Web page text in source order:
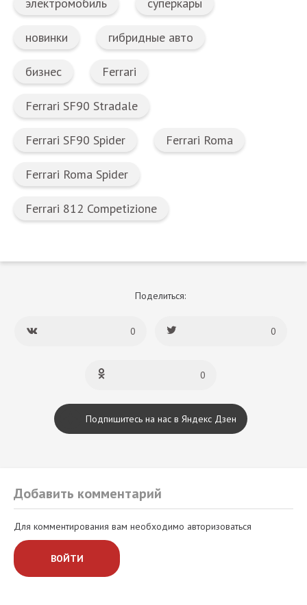
новинки гибридные авто
бизнес Ferrari
Ferrari SF90 Stradale
Ferrari SF90 Spider Ferrari Roma
Ferrari Roma Spider
Ferrari 812 Competizione
Поделиться:
0 0
0
Подпишитесь на нас в Яндекс Дзен
Добавить комментарий
Для комментирования вам необходимо авторизоваться
ВОЙТИ